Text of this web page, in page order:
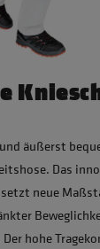
äußerst
Das
setzt neue
hohe